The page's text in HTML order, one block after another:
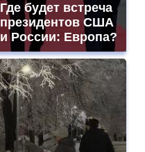
Где будет встреча
президентов США
и России: Европа?